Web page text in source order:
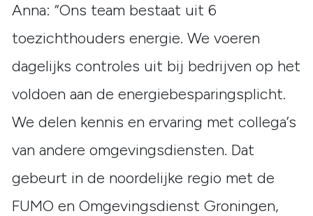
Anna: “Ons team bestaat uit 6
toezichthouders energie. We voeren
dagelijks controles uit bij bedrijven op het
voldoen aan de energiebesparingsplicht.
We delen kennis en ervaring met collega’s
van andere omgevingsdiensten. Dat
gebeurt in de noordelijke regio met de
FUMO en Omgevingsdienst Groningen,